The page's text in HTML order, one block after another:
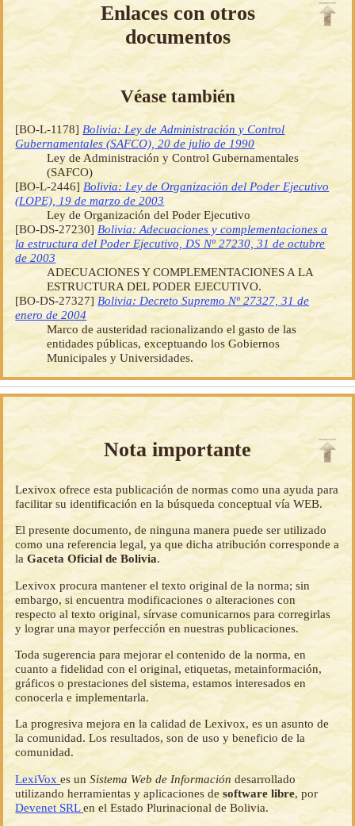
Enlaces con otros
documentos
Véase también
[BO-L-1178] Bolivia: Ley de Administración y Control
Gubernamentales (SAFCO), 20 de julio de 1990
Ley de Administración y Control Gubernamentales
(SAFCO)
[BO-L-2446] Bolivia: Ley de Organización del Poder Ejecutivo
(LOPE), 19 de marzo de 2003
Ley de Organización del Poder Ejecutivo
[BO-DS-27230] Bolivia: Adecuaciones y complementaciones a
la estructura del Poder Ejecutivo, DS Nº 27230, 31 de octubre
de 2003
ADECUACIONES Y COMPLEMENTACIONES A LA
ESTRUCTURA DEL PODER EJECUTIVO.
[BO-DS-27327] Bolivia: Decreto Supremo Nº 27327, 31 de
enero de 2004
Marco de austeridad racionalizando el gasto de las
entidades públicas, exceptuando los Gobiernos
Municipales y Universidades.
Nota importante
Lexivox ofrece esta publicación de normas como una ayuda para
facilitar su identificación en la búsqueda conceptual vía WEB.
El presente documento, de ninguna manera puede ser utilizado
como una referencia legal, ya que dicha atribución corresponde a
laGaceta Oficial de Bolivia.
Lexivox procura mantener el texto original de la norma; sin
embargo, si encuentra modificaciones o alteraciones con
respecto al texto original, sírvase comunicarnos para corregirlas
y lograr una mayor perfección en nuestras publicaciones.
Toda sugerencia para mejorar el contenido de la norma, en
cuanto a fidelidad con el original, etiquetas, metainformación,
gráficos o prestaciones del sistema, estamos interesados en
conocerla e implementarla.
La progresiva mejora en la calidad de Lexivox, es un asunto de
la comunidad. Los resultados, son de uso y beneficio de la
comunidad.
LexiVoxes unSistema Web de Información desarrollado
utilizando herramientas y aplicaciones desoftware libre, por
Devenet SRLen el Estado Plurinacional de Bolivia.